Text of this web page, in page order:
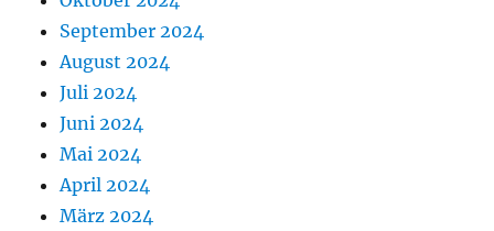
September 2024
August 2024
Juli 2024
Juni 2024
Mai 2024
April 2024
März 2024